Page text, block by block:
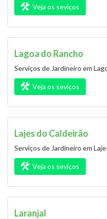
Veja os seviços
Lagoa do Rancho
Serviços de Jardineiro em
Veja os seviços
Lajes do Caldeirão
Serviços de Jardineiro em
Veja os seviços
Laranjal